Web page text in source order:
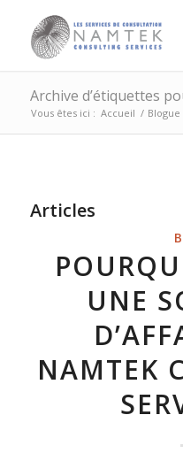
Archive d’étiquettes
Vous êtes ici : Accueil /
Articles
UNE
NAMTEK